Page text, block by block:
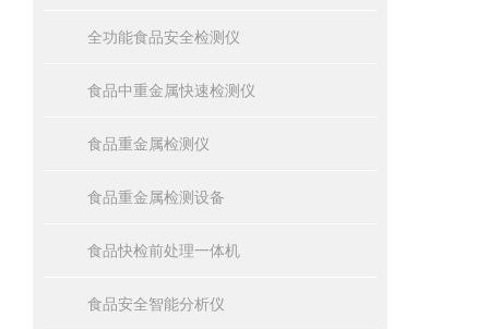
全功能食品安全检测仪
食品中重金属快速检测仪
食品重金属检测仪
食品重金属检测设备
食品快检前处理一体机
食品安全智能分析仪